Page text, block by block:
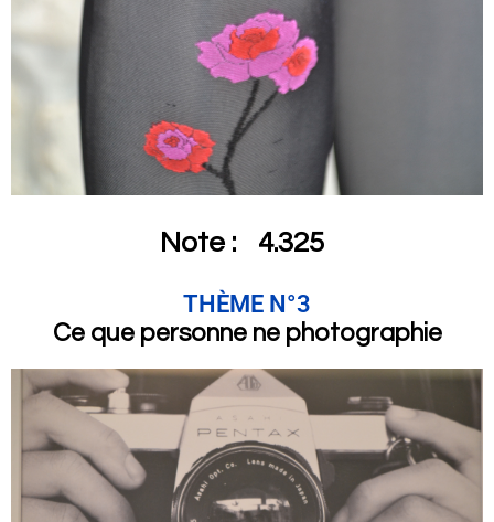
Note : 4.325
THÈME N°3
Ce que personne ne photographie